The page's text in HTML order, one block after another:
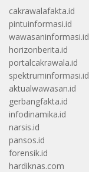
cakrawalafakta.id
pintuinformasi.id
wawasaninformasi.id
horizonberita.id
portalcakrawala.id
spektruminformasi.id
aktualwawasan.id
gerbangfakta.id
infodinamika.id
narsis.id
pansos.id
forensik.id
hardiknas.com